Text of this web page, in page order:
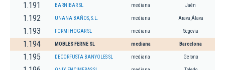
1.191 BARNIBAR SL mediana Jaén
1.192 UNANA BAÑOS, S.L. mediana Arava,Álava
1.193 FORMI HOGAR SL mediana Segovia
1.194 MOBLES FERNE SL mediana Barcelona
1.195 DECORFUSTA BANYOLES SL mediana Gerona